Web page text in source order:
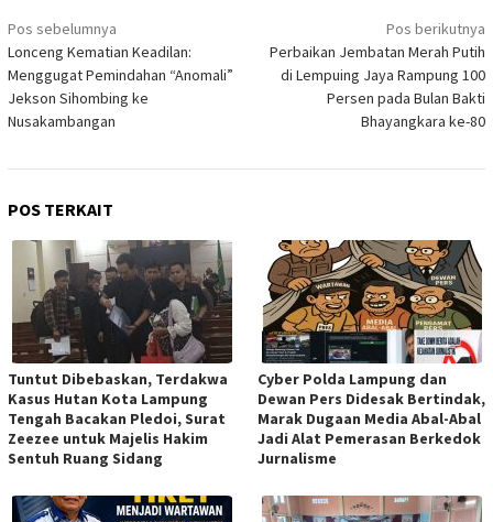
Navigasi
pos
Pos sebelumnya
Lonceng Kematian Keadilan:
Menggugat Pemindahan “Anomali”
Jekson Sihombing ke
Nusakambangan
Pos berikutnya
Perbaikan Jembatan Merah Putih
di Lempuing Jaya Rampung 100
Persen pada Bulan Bakti
Bhayangkara ke-80
POS TERKAIT
Tuntut Dibebaskan, Terdakwa
Kasus Hutan Kota Lampung
Tengah Bacakan Pledoi, Surat
Zeezee untuk Majelis Hakim
Sentuh Ruang Sidang
Cyber Polda Lampung dan
Dewan Pers Didesak Bertindak,
Marak Dugaan Media Abal-Abal
Jadi Alat Pemerasan Berkedok
Jurnalisme